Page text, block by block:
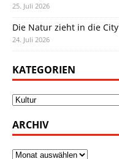
25. Juli 2026
Die Natur zieht in die City
24. Juli 2026
KATEGORIEN
Kategorien
ARCHIV
Archiv